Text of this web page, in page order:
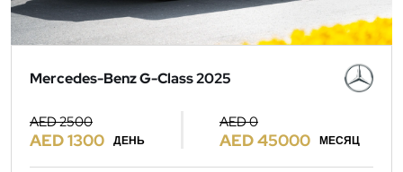
Mercedes-Benz G-Class 2025
AED 2500
AED 1300 ДЕНЬ
AED 0
AED 45000 МЕСЯЦ